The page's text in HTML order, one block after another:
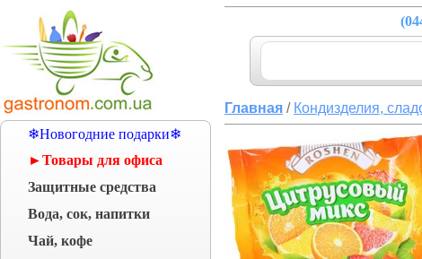
❄Новогодние подарки❄
►Товары для офиса
Защитные средства
Вода, сок, напитки
Чай, кофе
Главная / Кондизделия,